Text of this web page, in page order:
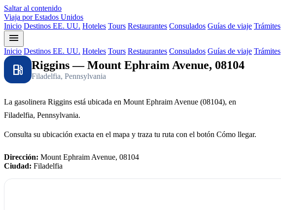
Saltar al contenido
Viaja por Estados Unidos
Inicio Destinos EE. UU. Hoteles Tours Restaurantes Consulados Guías de viaje Trámites
menu
Inicio Destinos EE. UU. Hoteles Tours Restaurantes Consulados Guías de viaje Trámites
local_gas_station Riggins — Mount Ephraim Avenue, 08104
Filadelfia, Pennsylvania
La gasolinera Riggins está ubicada en Mount Ephraim Avenue (08104), en
Filadelfia, Pennsylvania.
Consulta su ubicación exacta en el mapa y traza tu ruta con el botón Cómo llegar.
Dirección: Mount Ephraim Avenue, 08104
Ciudad: Filadelfia